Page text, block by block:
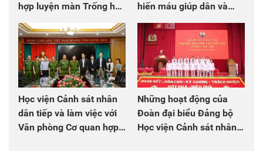
hợp luyện màn Trống hội
chào mừng Đại hội Đảng
hiến máu giúp dân và
đồng đội
Học viện Cảnh sát nhân
dân tiếp và làm việc với
Văn phòng Cơ quan hợp
Những hoạt động của
Đoàn đại biểu Đảng bộ
Học viện Cảnh sát nhân